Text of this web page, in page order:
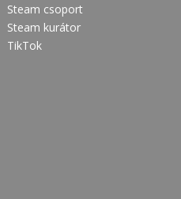
Steam csoport
Steam kurátor
TikTok